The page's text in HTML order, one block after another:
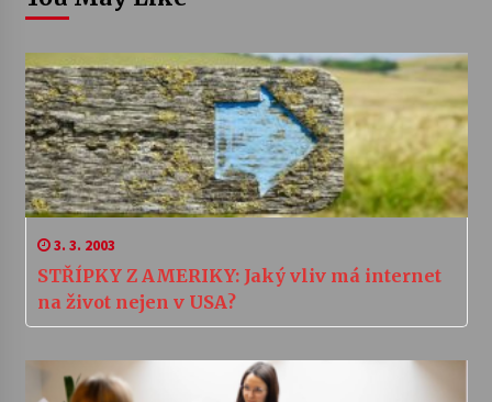
3. 3. 2003
STŘÍPKY Z AMERIKY: Jaký vliv má internet
na život nejen v USA?